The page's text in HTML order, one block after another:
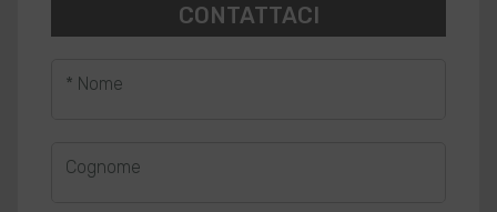
CONTATTACI
* Nome
Cognome